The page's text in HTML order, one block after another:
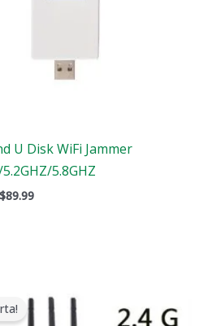
U Disk WiFi Jammer
5.8GHZ
$89.99
prezzo
originale
prezzo
attuale